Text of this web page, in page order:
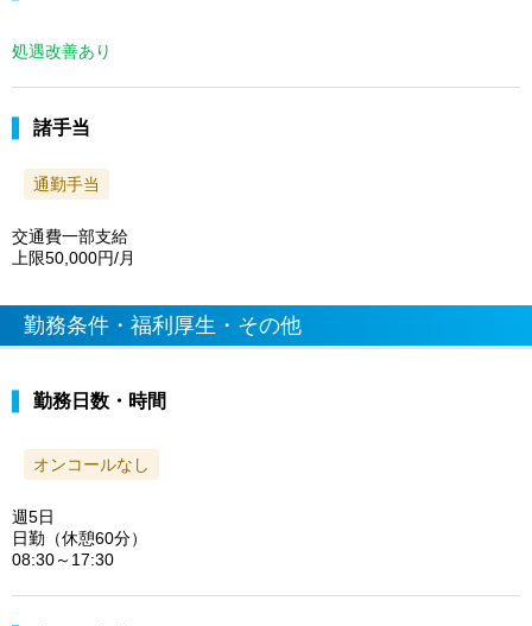
処遇改善あり
諸手当
通勤手当
交通費一部支給
上限50,000円/月
勤務条件・福利厚生・その他
勤務日数・時間
オンコールなし
週5日
日勤（休憩60分）
08:30～17:30